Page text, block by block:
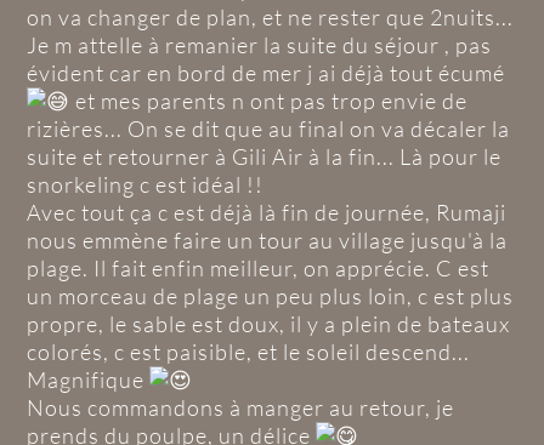
on va changer de plan, et ne rester que 2nuits...
Je m attelle à remanier la suite du séjour , pas
évident car en bord de mer j ai déjà tout écumé
et mes parents n ont pas trop envie de
rizières... On se dit que au final on va décaler la
suite et retourner à Gili Air à la fin... Là pour le
snorkeling c est idéal !!
Avec tout ça c est déjà là fin de journée, Rumaji
nous emmène faire un tour au village jusqu'à la
plage. Il fait enfin meilleur, on apprécie. C est
un morceau de plage un peu plus loin, c est plus
propre, le sable est doux, il y a plein de bateaux
colorés, c est paisible, et le soleil descend...
Magnifique
Nous commandons à manger au retour, je
prends du poulpe, un délice